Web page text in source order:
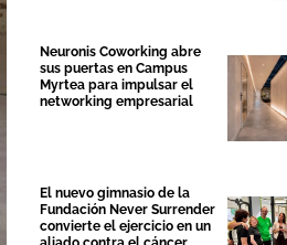
Neuronis Coworking abre
sus puertas en Campus
Myrtea para impulsar el
networking empresarial
El nuevo gimnasio de la
Fundación Never Surrender
convierte el ejercicio en un